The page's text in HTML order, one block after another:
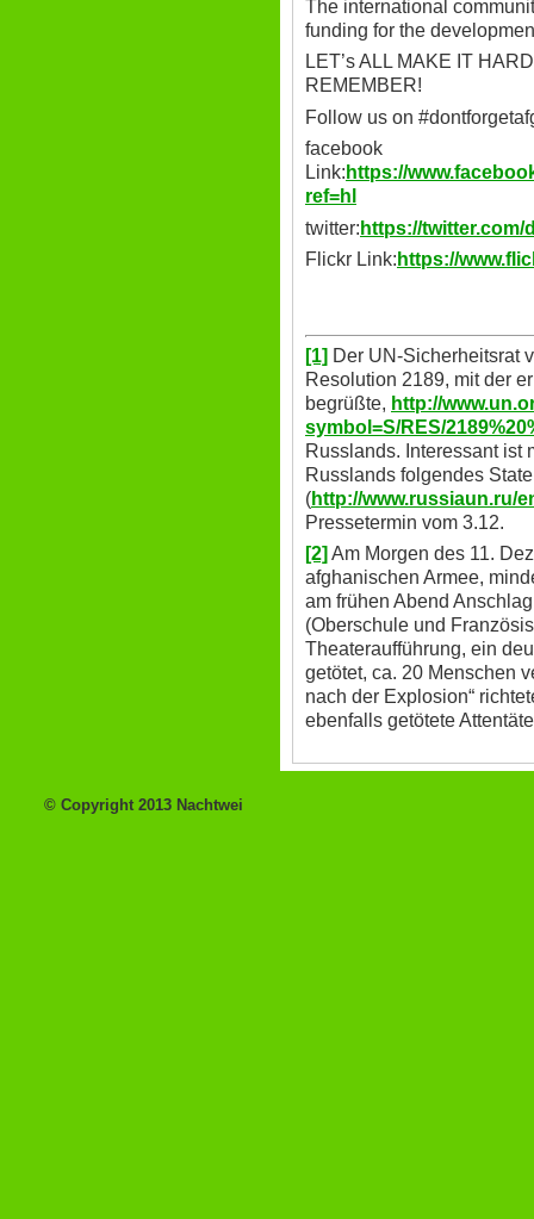
The international
funding for the
LET’s ALL MAKE IT
REMEMBER!
Follow us on
facebook
Link: https://
ref=hl
twitter: https://
Flickr Link: https://
[1] Der UN-Sicherheitsrat
Resolution 2189, mit der
begrüßte, http://
symbol=S/RES/
Russlands. Interessant ist
Russlands folgendes
(http://www.russiaun.ru/
Pressetermin vom 3.12.
[2] Am Morgen des 11.
afghanischen Armee,
am frühen Abend
(Oberschule und
Theateraufführung, ein
getötet, ca. 20 Menschen
nach der Explosion“
ebenfalls getötete
© Copyright 2013 Nachtwei